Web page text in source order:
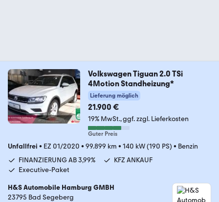
Volkswagen Tiguan 2.0 TSi
4Motion Standheizung*
Lieferung möglich
21.900 €
19% MwSt. ggf. zzgl. Lieferkosten
Guter Preis
Unfallfrei • EZ 01/2020 • 99.899 km • 140 kW (190 PS) • Benzin
FINANZIERUNG AB 3,99%
KFZ ANKAUF
Executive-Paket
H&S Automobile Hamburg GMBH
23795 Bad Segeberg